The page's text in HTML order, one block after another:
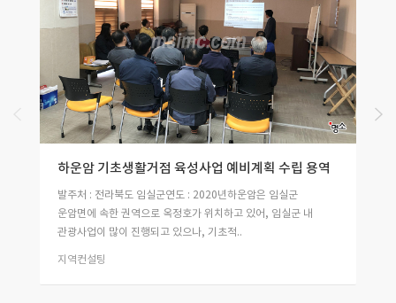
하운암 기초생활거점 육성사업 예비계획 수립 용역
발주처 : 전라북도 임실군연도 : 2020년하운암은 임실군
운암면에 속한 권역으로 옥정호가 위치하고 있어, 임실군 내
관광사업이 많이 진행되고 있으나, 기초적..
지역컨설팅